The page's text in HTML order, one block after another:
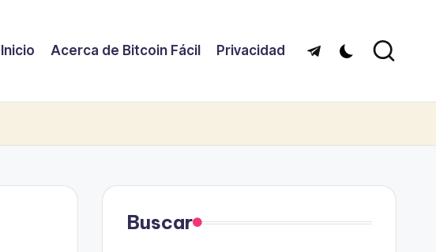
Inicio Acerca de Bitcoin Fácil Privacidad Telegram
Buscar